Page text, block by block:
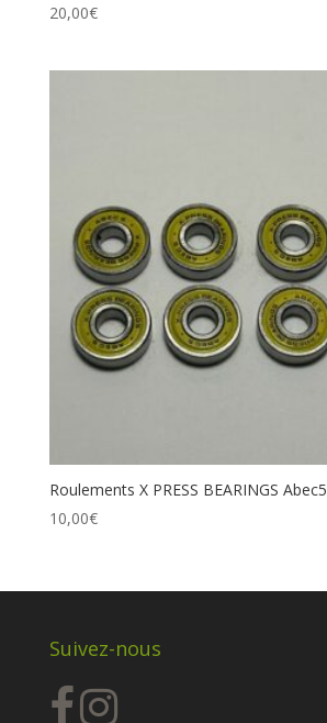
20,00€
Roulements X PRESS BEARINGS Abec5
10,00€
Suivez-nous